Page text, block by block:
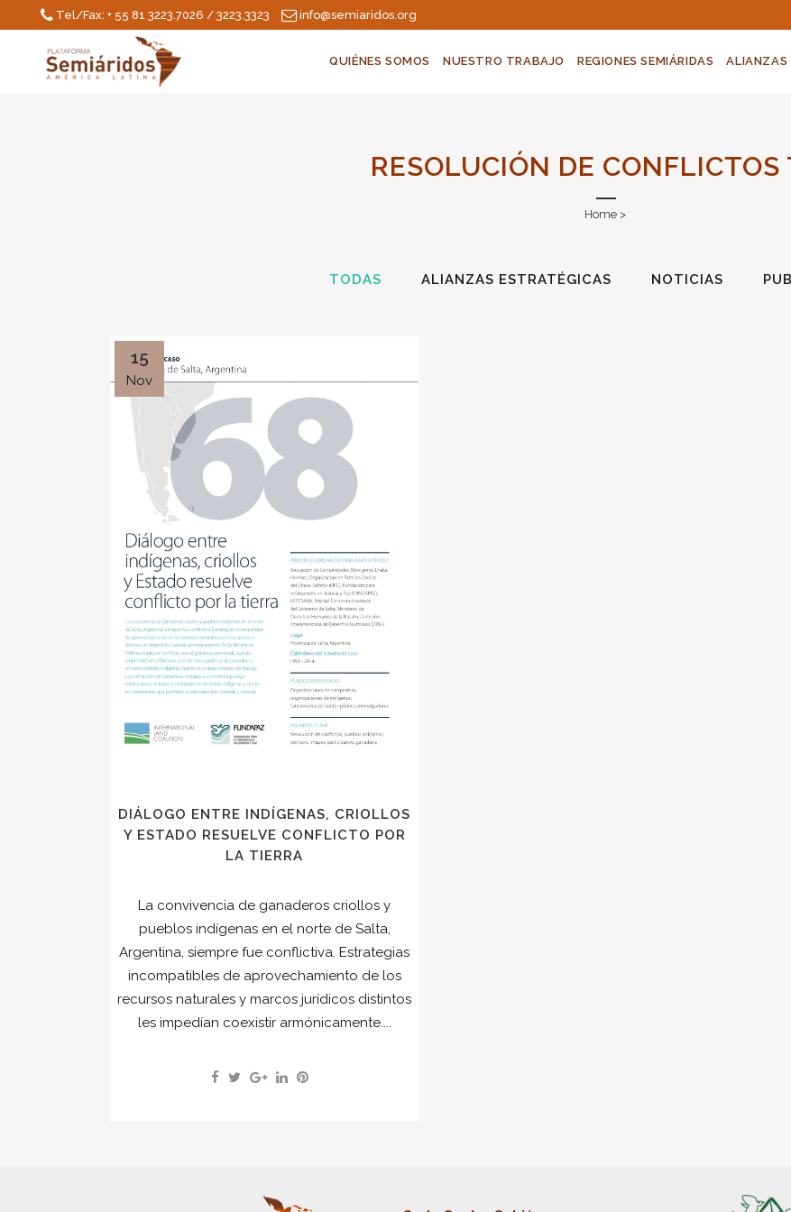
Tel/Fax: + 55 81 3223.7026 / 3223.3323 info@semiaridos.org
QUIÉNES SOMOS NUESTRO TRABAJO REGIONES SEMIÁRIDAS ALIANZAS
RESOLUCIÓN DE CONFLICTOS
Home>
TODAS ALIANZAS ESTRATÉGICAS NOTICIAS
15
Nov
DIÁLOGO ENTRE INDÍGENAS, CRIOLLOS
Y ESTADO RESUELVE CONFLICTO POR
LA TIERRA
La convivencia de ganaderos criollos y
pueblos indígenas en el norte de Salta,
Argentina, siempre fue conflictiva. Estrategias
incompatibles de aprovechamiento de los
recursos naturales y marcos jurídicos distintos
les impedían coexistir armónicamente....